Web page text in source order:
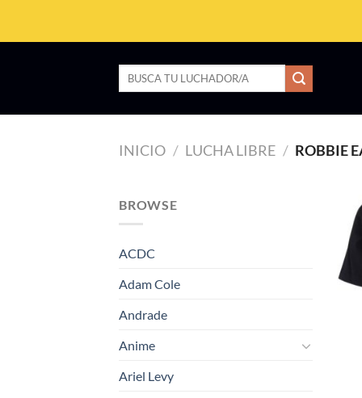
Buscar
INICIO / LUCHA LIBRE / ROBBIE
BROWSE
ACDC
Adam Cole
Andrade
Anime
Ariel Levy